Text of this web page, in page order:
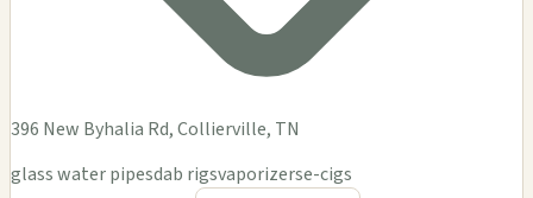
396 New Byhalia Rd, Collierville, TN
glass water pipesdab rigsvaporizerse-cigs